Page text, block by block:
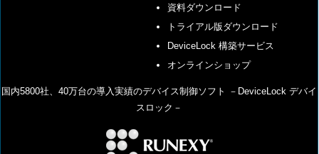
資料ダウンロード
トライアル版ダウンロード
DeviceLock 構築サービス
オンラインショップ
国内5800社、40万台の導⼊実績のデバイス制御ソフト －DeviceLock デバイ
スロック－